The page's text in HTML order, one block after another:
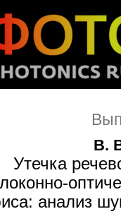
В.
Утечка
анализ